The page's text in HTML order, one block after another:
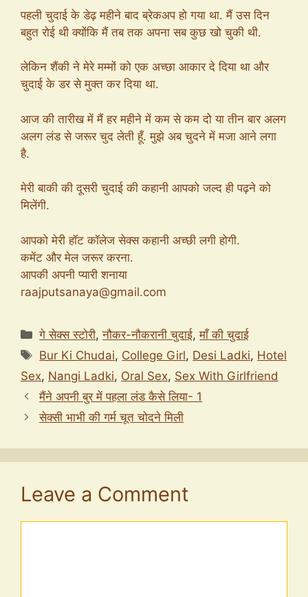
पहली चुदाई के डेढ़ महीने बाद ब्रेकअप हो गया था. मैं उस दिन
बहुत रोई थी क्योंकि मैं तब तक अपना सब कुछ खो चुकी थी.
लेकिन शैंकी ने मेरे मम्मों को एक अच्छा आकार दे दिया था और
चुदाई के डर से मुक्त कर दिया था.
आज की तारीख में मैं हर महीने में कम से कम दो या तीन बार अलग
अलग लंड से जरूर चुद लेती हूँ. मुझे अब चुदने में मजा आने लगा
है.
मेरी बाकी की दूसरी चुदाई की कहानी आपको जल्द ही पढ़ने को
मिलेंगी.
आपको मेरी हॉट कॉलेज सेक्स कहानी अच्छी लगी होगी.
कमेंट और मेल जरूर करना.
आपकी अपनी प्यारी शनाया
raajputsanaya@gmail.com
Categories
गे सेक्स स्टोरी,नौकर-नौकरानी चुदाई,माँ की चुदाई
Tags
Bur Ki Chudai, College Girl, Desi Ladki, Hotel
Sex, Nangi Ladki, Oral Sex, Sex With Girlfriend
मैंने अपनी बुर में पहला लंड कैसे लिया- 1
सेक्सी भाभी की गर्म चूत चोदने मिली
Leave a Comment